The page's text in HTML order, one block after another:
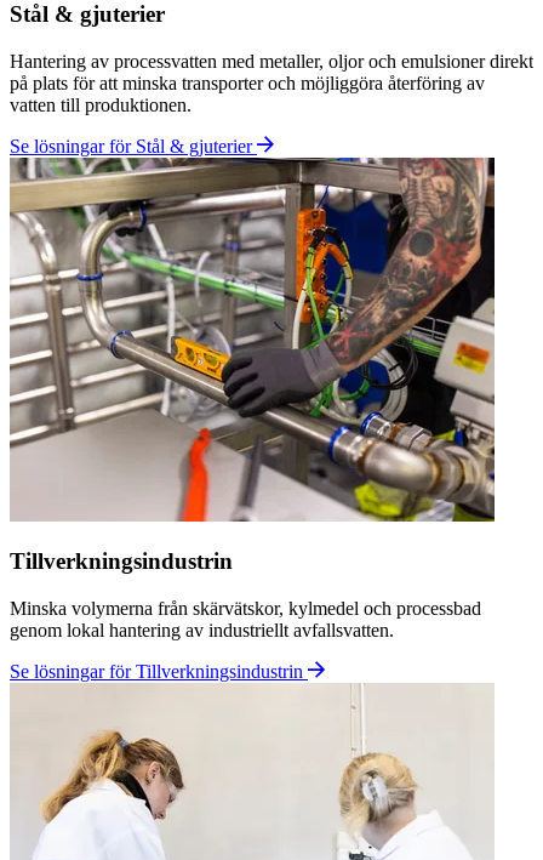
Avfallshantering
Hantering och koncentrering av varierande flytande avfallsströmmar
direkt på anläggningen för att minska transporter och belastning på
extern destruktion.
Se lösningar för Avfallshantering
Hamnar & varv